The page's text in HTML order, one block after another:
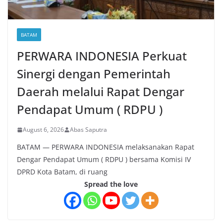
BATAM
PERWARA INDONESIA Perkuat
Sinergi dengan Pemerintah
Daerah melalui Rapat Dengar
Pendapat Umum ( RDPU )
August 6, 2026 Abas Saputra
BATAM — PERWARA INDONESIA melaksanakan Rapat
Dengar Pendapat Umum ( RDPU ) bersama Komisi IV
DPRD Kota Batam, di ruang
Spread the love